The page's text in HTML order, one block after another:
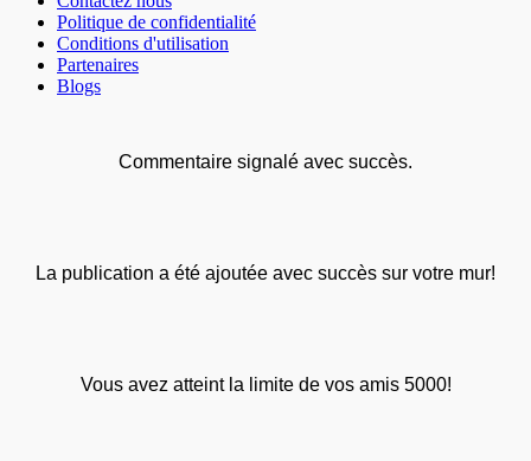
Politique de confidentialité
Conditions d'utilisation
Partenaires
Blogs
Commentaire signalé avec succès.
La publication a été ajoutée avec succès sur votre mur!
Vous avez atteint la limite de vos amis 5000!